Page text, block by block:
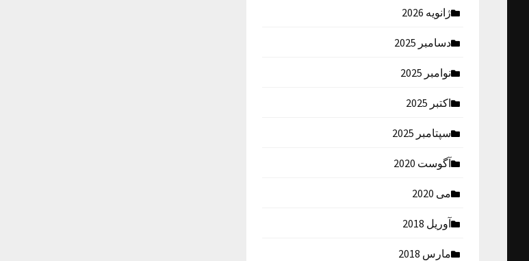
ژانویه 2026
دسامبر 2025
نوامبر 2025
اکتبر 2025
سپتامبر 2025
آگوست 2020
می 2020
آوریل 2018
مارس 2018